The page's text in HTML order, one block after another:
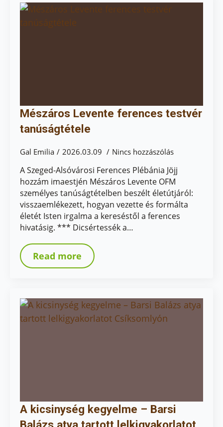
Mészáros Levente ferences testvér
tanúságtétele
Gal Emilia 2026.03.09 Nincs hozzászólás
A Szeged-Alsóvárosi Ferences Plébánia Jöjj
hozzám imaestjén Mészáros Levente OFM
személyes tanúságtételben beszélt életútjáról:
visszaemlékezett, hogyan vezette és formálta
életét Isten irgalma a kereséstől a ferences
hivatásig. *** Dicsértessék a…
Read more
A kicsinység kegyelme – Barsi